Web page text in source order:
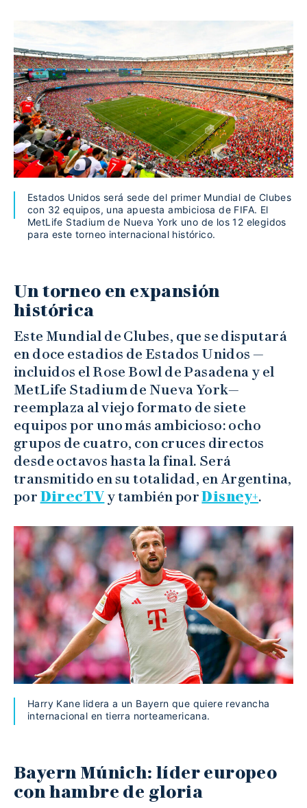
Estados Unidos será sede del primer Mundial de Clubes
con 32 equipos, una apuesta ambiciosa de FIFA. El
MetLife Stadium de Nueva York uno de los 12 elegidos
para este torneo internacional histórico.
Un torneo en expansión
histórica
Este Mundial de Clubes, que se disputará
en doce estadios de Estados Unidos —
incluidos el Rose Bowl de Pasadena y el
MetLife Stadium de Nueva York—
reemplaza al viejo formato de siete
equipos por uno más ambicioso: ocho
grupos de cuatro, con cruces directos
desde octavos hasta la final. Será
transmitido en su totalidad, en Argentina,
por DirecTV y también porDisney+.
Harry Kane lidera a un Bayern que quiere revancha
internacional en tierra norteamericana.
Bayern Múnich: líder europeo
con hambre de gloria